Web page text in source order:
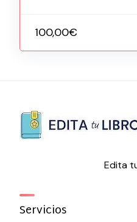
100,00€
Edita
Servicios